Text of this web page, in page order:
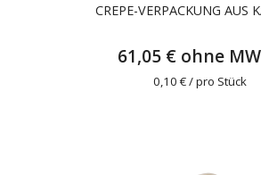
CREPE-VERPACKUNG AUS
61,05 € ohne
0,10 € / pro Stück